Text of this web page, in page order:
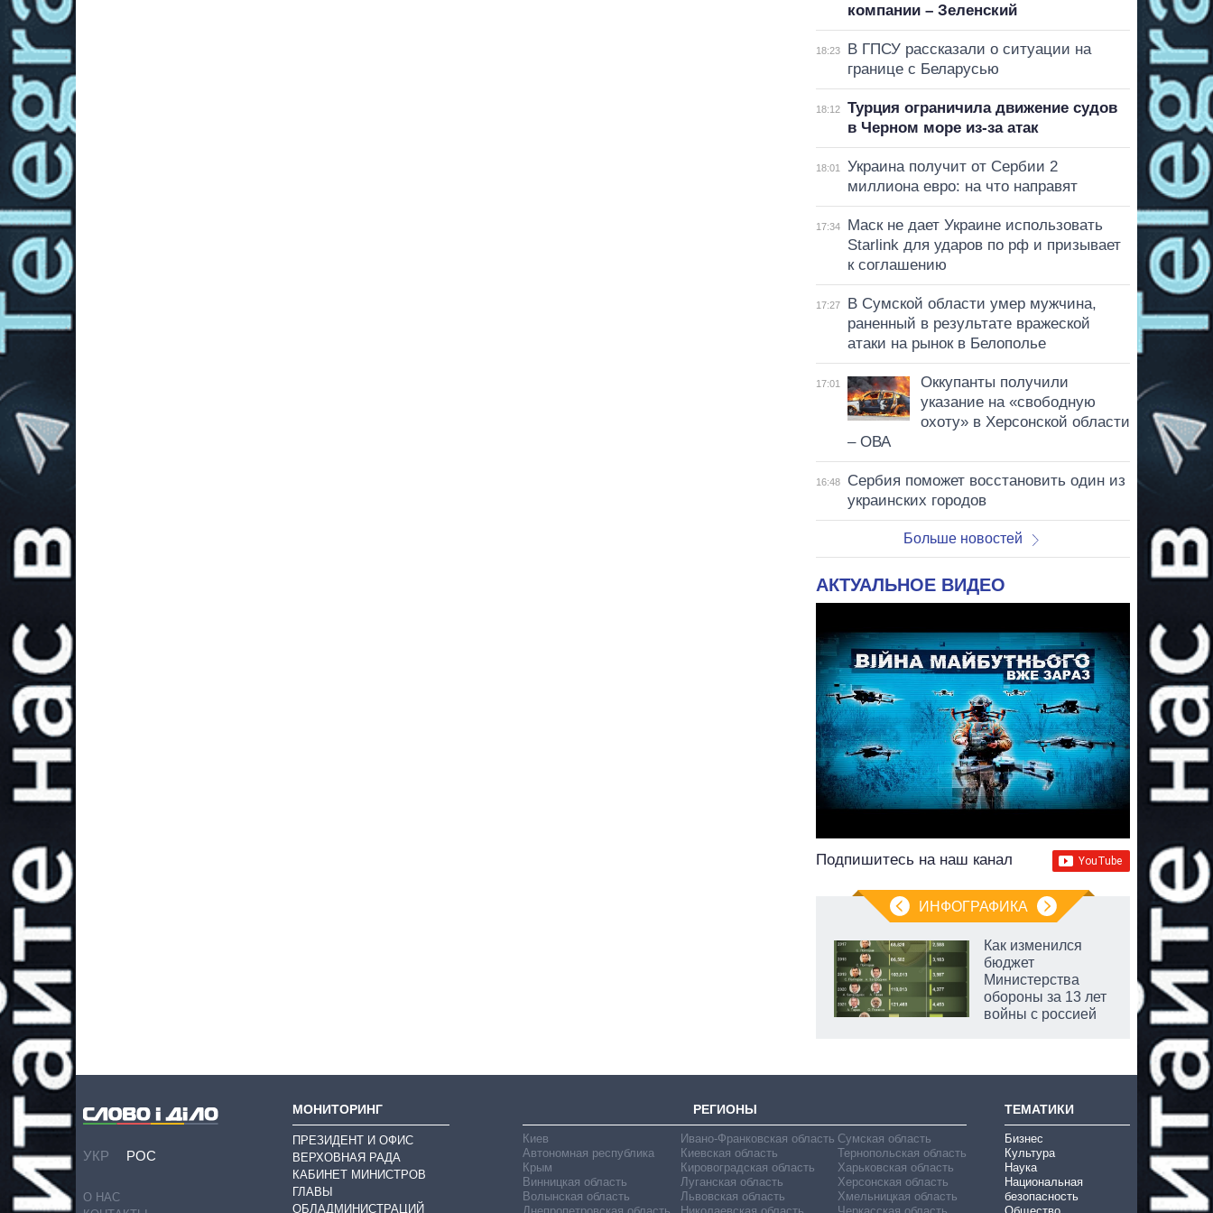
компании – Зеленский
18:23
В ГПСУ рассказали о ситуации на
границе с Беларусью
18:12
Турция ограничила движение судов
в Черном море из-за атак
18:01
Украина получит от Сербии 2
миллиона евро: на что направят
17:34
Маск не дает Украине использовать
Starlink для ударов по рф и призывает
к соглашению
17:27
В Сумской области умер мужчина,
раненный в результате вражеской
атаки на рынок в Белополье
17:01
Оккупанты получили
указание на «свободную
охоту» в Херсонской области
– ОВА
16:48
Сербия поможет восстановить один из
украинских городов
Больше новостей
АКТУАЛЬНОЕ ВИДЕО
Подпишитесь на наш канал
ИНФОГРАФИКА
Как изменился
бюджет
Министерства
обороны за 13 лет
войны с россией
УКР РОС
О НАС
МОНИТОРИНГ
ПРЕЗИДЕНТ И ОФИС
ВЕРХОВНАЯ РАДА
КАБИНЕТ МИНИСТРОВ
ГЛАВЫ
ОБЛАДМИНИСТРАЦИЙ
РЕГИОНЫ
Киев
Автономная республика
Крым
Винницкая область
Волынская область
Ивано-Франковская область
Киевская область
Кировоградская область
Луганская область
Львовская область
Сумская область
Тернопольская область
Харьковская область
Херсонская область
Хмельницкая область
ТЕМАТИКИ
Бизнес
Культура
Наука
Национальная
безопасность